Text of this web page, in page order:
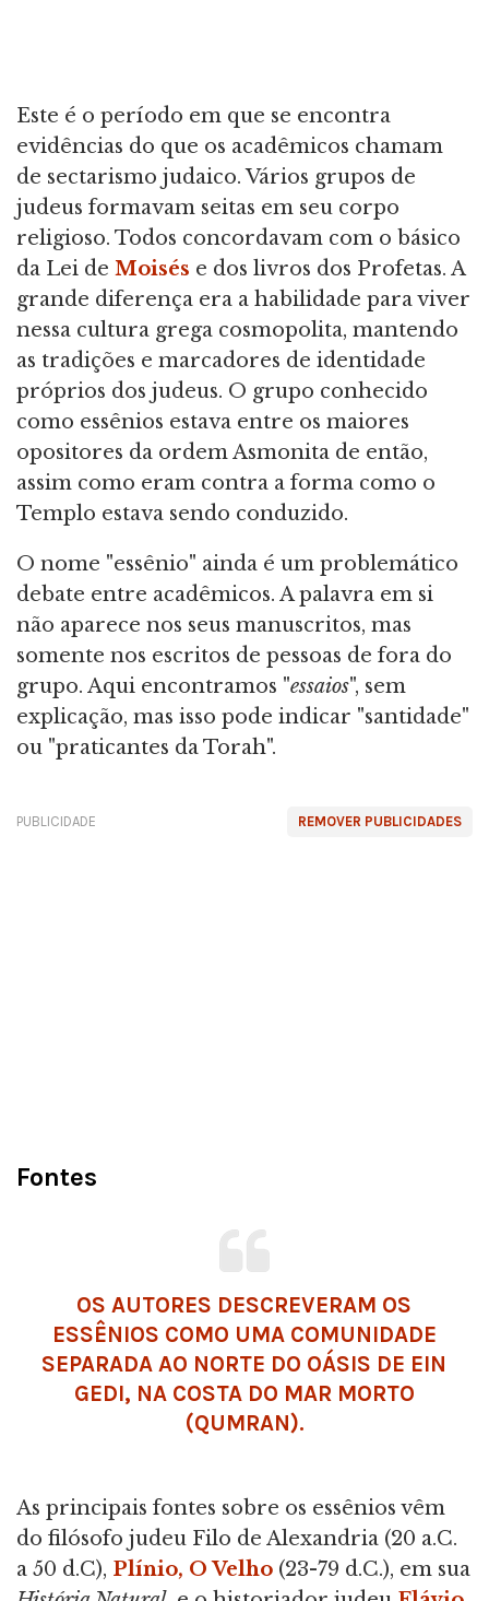
Este é o período em que se encontra
evidências do que os acadêmicos chamam
de sectarismo judaico. Vários grupos de
judeus formavam seitas em seu corpo
religioso. Todos concordavam com o básico
da Lei de Moisés e dos livros dos Profetas. A
grande diferença era a habilidade para viver
nessa cultura grega cosmopolita, mantendo
as tradições e marcadores de identidade
próprios dos judeus. O grupo conhecido
como essênios estava entre os maiores
opositores da ordem Asmonita de então,
assim como eram contra a forma como o
Templo estava sendo conduzido.
O nome "essênio" ainda é um problemático
debate entre acadêmicos. A palavra em si
não aparece nos seus manuscritos, mas
somente nos escritos de pessoas de fora do
grupo. Aqui encontramos "essaios", sem
explicação, mas isso pode indicar "santidade"
ou "praticantes da Torah".
REMOVER PUBLICIDADES
PUBLICIDADE
Fontes
OS AUTORES DESCREVERAM OS
ESSÊNIOS COMO UMA COMUNIDADE
SEPARADA AO NORTE DO OÁSIS DE EIN
GEDI, NA COSTA DO MAR MORTO
(QUMRAN).
As principais fontes sobre os essênios vêm
do filósofo judeu Filo de Alexandria (20 a.C.
a 50 d.C), Plínio, O Velho (23-79 d.C.), em sua